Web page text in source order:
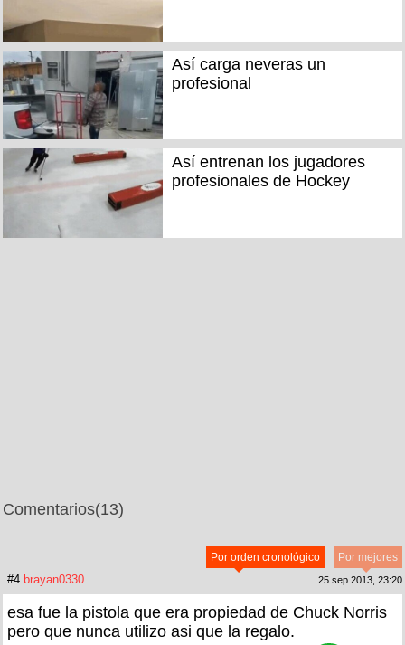
Así carga neveras un
profesional
Así entrenan los jugadores
profesionales de Hockey
Comentarios(13)
Por mejores
Por orden cronológico
#4 brayan0330 25 sep 2013, 23:20
esa fue la pistola que era propiedad de Chuck Norris
pero que nunca utilizo asi que la regalo.